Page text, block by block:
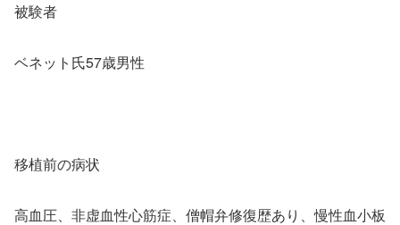
被験者
ベネット氏57歳男性
移植前の病状
高血圧、非虚血性心筋症、僧帽弁修復歴あり、慢性血小板